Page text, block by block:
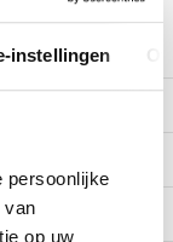
instellingen
persoonlijke
van
op uw